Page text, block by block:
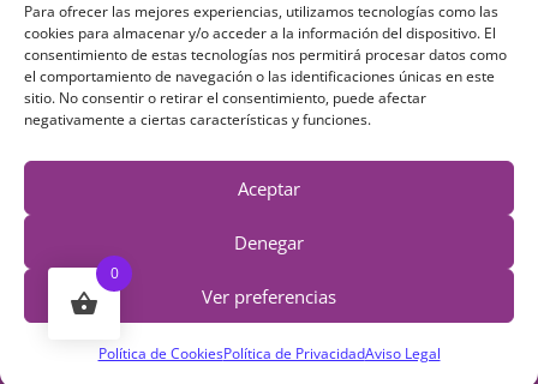
Para ofrecer las mejores experiencias, utilizamos tecnologías como las
cookies para almacenar y/o acceder a la información del dispositivo. El
consentimiento de estas tecnologías nos permitirá procesar datos como
el comportamiento de navegación o las identificaciones únicas en este
sitio. No consentir o retirar el consentimiento, puede afectar
negativamente a ciertas características y funciones.
Aceptar
Denegar
Ver preferencias
Política de CookiesPolítica de PrivacidadAviso Legal
Aviso Legal
Política de Privacidad
Política de Cookies
Términos y Condiciones
© 2019 - 2026 Irexartesanía | Todos los derechos reservados |
0